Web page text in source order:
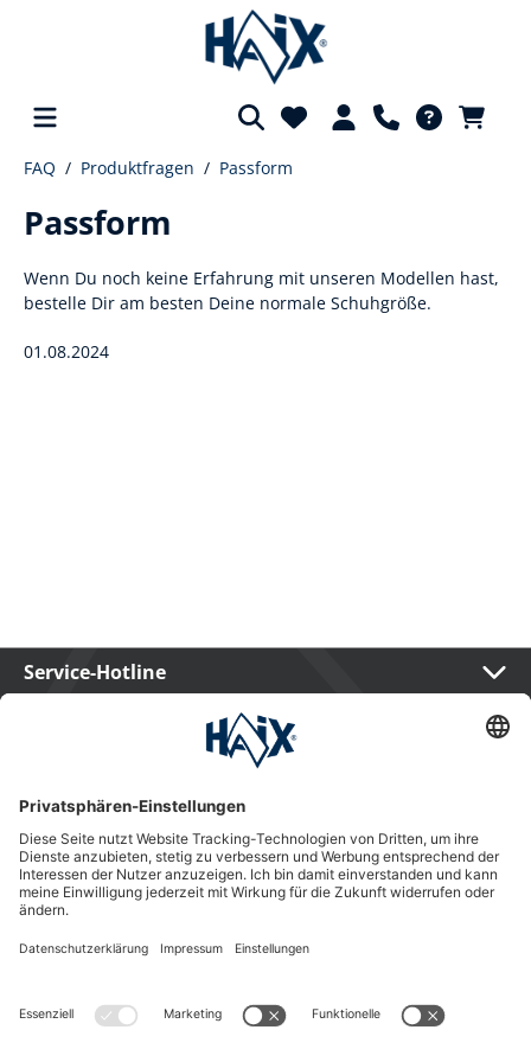
springen
FAQ Produktfragen Passform
Passform
Wenn Du noch keine Erfahrung mit unseren Modellen hast,
bestelle Dir am besten Deine normale Schuhgröße.
01.08.2024
Service-Hotline
Shop Service
Newsletter
Follow us
Kauf auf Rechnung